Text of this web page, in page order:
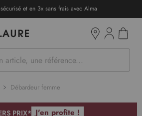
et en 3x sans frais avec Alma
Débardeur femme
PRIX* J'en profite !